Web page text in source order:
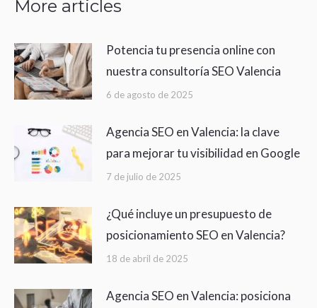
More articles
Potencia tu presencia online con
nuestra consultoría SEO Valencia
6 de agosto de 2025
Agencia SEO en Valencia: la clave
para mejorar tu visibilidad en Google
7 de julio de 2025
¿Qué incluye un presupuesto de
posicionamiento SEO en Valencia?
18 de abril de 2025
Agencia SEO en Valencia: posiciona